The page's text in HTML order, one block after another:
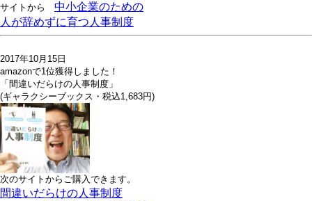
サイトから 中小企業のための
人が辞めずに育つ人事制度
2017年10月15日
amazonで1位獲得しました！
「間違いだらけの人事制度」
(ギャラクシーブックス・税込1,683円)
次のサイトからご購入できます。
間違いだらけの人事制度